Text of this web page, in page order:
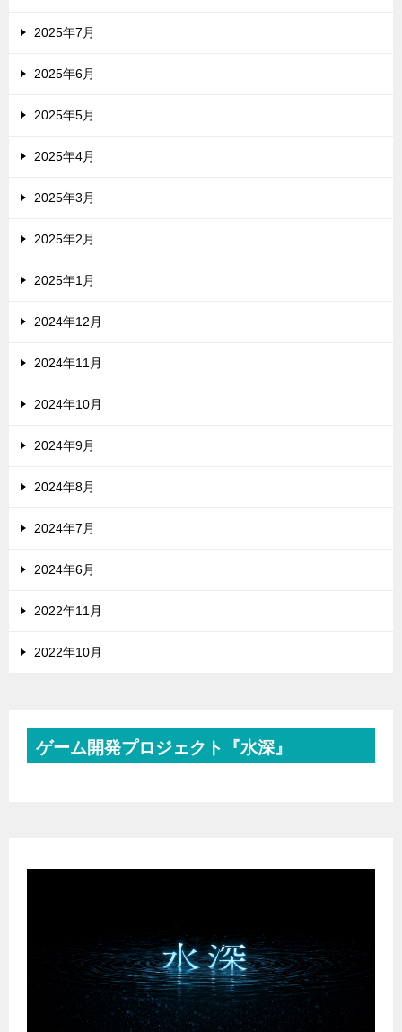
2025年7月
2025年6月
2025年5月
2025年4月
2025年3月
2025年2月
2025年1月
2024年12月
2024年11月
2024年10月
2024年9月
2024年8月
2024年7月
2024年6月
2022年11月
2022年10月
ゲーム開発プロジェクト『水深』